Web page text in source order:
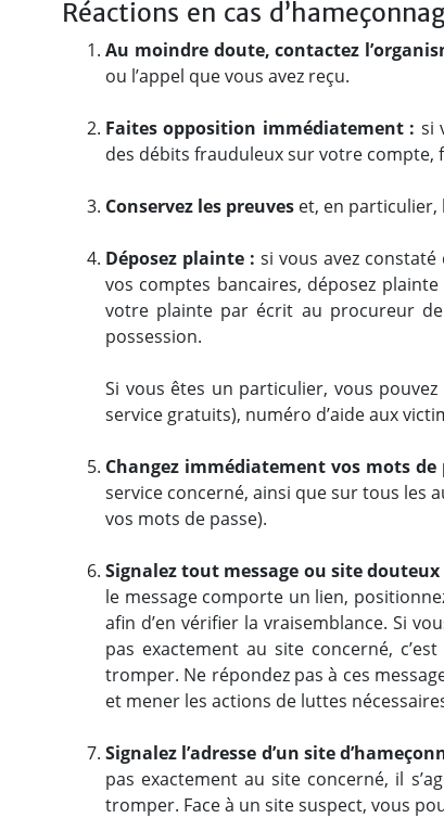
Réactions en cas
Au moindre doute, contactez
ou l’appel que vous avez reçu.
Faites opposition immédiatement : si
des débits frauduleux sur votre
Conservez les preuves et, en particulier,
Déposez plainte :si vous avez
vos comptes bancaires, déposez
votre plainte par écrit au procureur
possession.
Si vous êtes un particulier, vous
service gratuits), numéro d’aide aux
Changez immédiatement vos mots de
service concerné, ainsi que sur tous les
vos mots de passe).
Signalez tout message ou site
le message comporte un lien,
afin d’en vérifier la vraisemblance. Si
pas exactement au site concerné,
tromper. Ne répondez pas à ces
et mener les actions de luttes
Signalez l’adresse d’un site
pas exactement au site concerné, il
tromper. Face à un site suspect, vous